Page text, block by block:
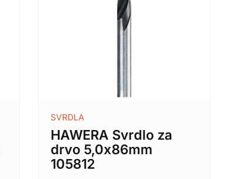
SVRDLA
HAWERA Svrdlo za
drvo 5,0x86mm
105812